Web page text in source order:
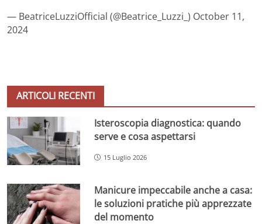
— BeatriceLuzziOfficial (@Beatrice_Luzzi_) October 11,
2024
ARTICOLI RECENTI
Isteroscopia diagnostica: quando
serve e cosa aspettarsi
15 Luglio 2026
Manicure impeccabile anche a casa:
le soluzioni pratiche più apprezzate
del momento